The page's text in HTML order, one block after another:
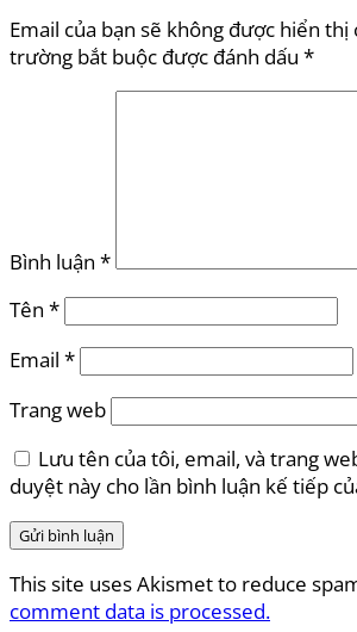
Email của bạn sẽ không được hiển thị
trường bắt buộc được đánh dấu *
Bình luận *
Tên *
Email *
Trang web
Lưu tên của tôi, email, và trang
duyệt này cho lần bình luận kế tiếp
This site uses Akismet to reduce
comment data is processed.